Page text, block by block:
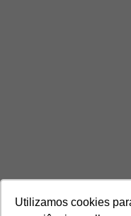
Utilizamos cookies